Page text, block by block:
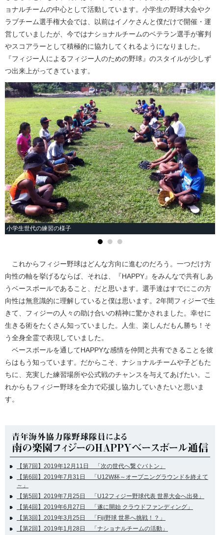
ョナルチームの中心として活動しています。小学生の野球大会やク
ラブチーム選手権大会では、以前はイノケさんと僕だけで開催・運
営していましたが、今ではナショナルチームのベテラン選手が審判
やスコアラーとして積極的に協力してくれるようになりました。
『フィジー人によるフィジー人のための野球』のスタイルが少しず
つ出来上がってきています。
小学生世代の練習の様子
これからフィジー野球はどんな方向に進むのだろう。一つだけ方
向性の軸を挙げるならば、それは、『HAPPY』をみんなで共有しあ
うベースボールであること、だと思います。選手達はすでにこの方
向性は無意識的に理解していると僕は思います。2年間フィジーで生
きて、フィジーの人々の助け合いの精神に驚かされました。幸せに
生きる術をたくさん知っていました。人生、楽しんだもん勝ち！そ
う全身全霊で表現していました。
ベースボールを通してHAPPYな感情を仲間と共有できることを彼
らはもう知っています。だからこそ、ナショナルチームや子どもた
ちに、充実した練習場所や公式戦のチャンスを与えてあげたい。こ
れからもフィジー野球を全力で応援し協力していきたいと思いま
す。
【第7回】2019年12月11日 「次の世代へ繋ぐバトン」
【第6回】2019年7月31日 「U12W杯～オープニングラウンドを終えて
～」
【第5回】2019年7月25日 「U12フィジー野球代表 世界大会へ出発」
【第4回】2019年6月27日 「遂に開始 クラウドファンディング」
【第3回】2019年3月25日 「Fiji野球 世界へ挑戦！？」
【第2回】2019年1月28日 「ナショナルチームの活動」